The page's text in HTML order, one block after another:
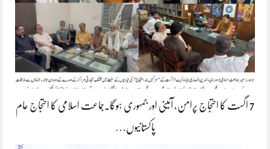
7 اگست کا احتجاج پرامن، آئینی اور جمہوری ہوگا۔جماعت اسلامی کا احتجاج عام
پاکستانیوں…